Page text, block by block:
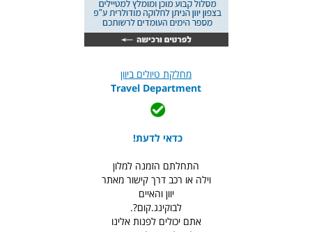
מחלקת טיולים ביוון
Travel Department
כדאי לדעת!
התחלתם הזמנה למלון
וילה או רכב דרך קישור מאתר
יוון והאיים
לבוקינג.קום?.
אתם יכולים לפנות אלינו